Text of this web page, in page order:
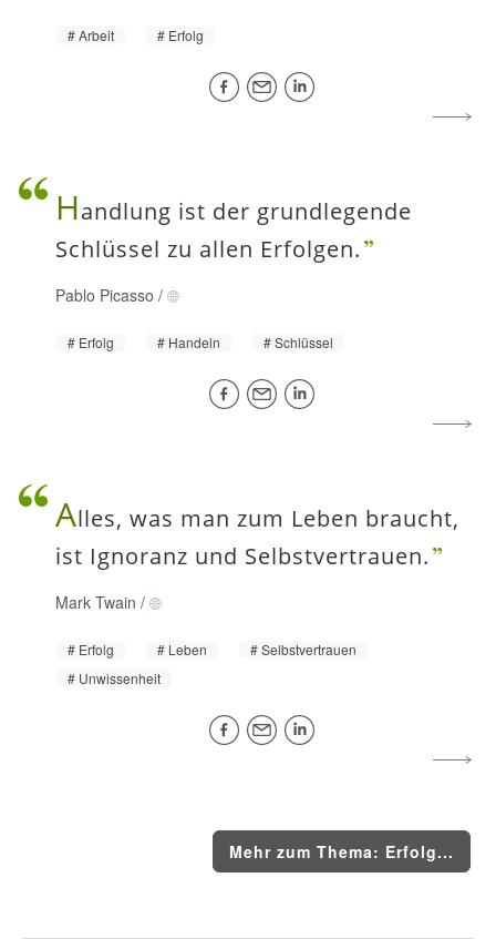
Arbeit Erfolg
Handlung ist der grundlegende
Schlüssel zu allen Erfolgen.
Pablo Picasso /
Erfolg Handeln Schlüssel
Alles, was man zum Leben braucht,
ist Ignoranz und Selbstvertrauen.
Mark Twain /
Erfolg Leben
Selbstvertrauen
Unwissenheit
Mehr zum Thema: Erfolg...